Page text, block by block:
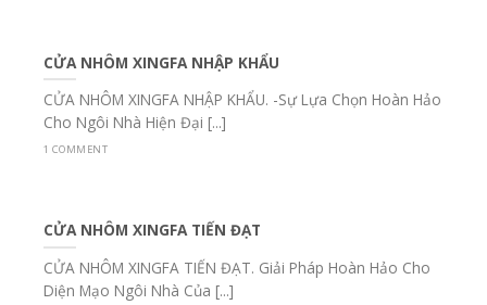
CỬA NHÔM XINGFA NHẬP KHẨU
CỬA NHÔM XINGFA NHẬP KHẨU. -Sự Lựa Chọn Hoàn Hảo
Cho Ngôi Nhà Hiện Đại [...]
1 COMMENT
CỬA NHÔM XINGFA TIẾN ĐẠT
CỬA NHÔM XINGFA TIẾN ĐẠT. Giải Pháp Hoàn Hảo Cho
Diện Mạo Ngôi Nhà Của [...]